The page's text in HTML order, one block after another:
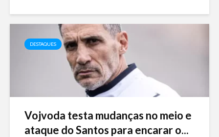
DESTAQUES
Vojvoda testa mudanças no meio e
ataque do Santos para encarar o...